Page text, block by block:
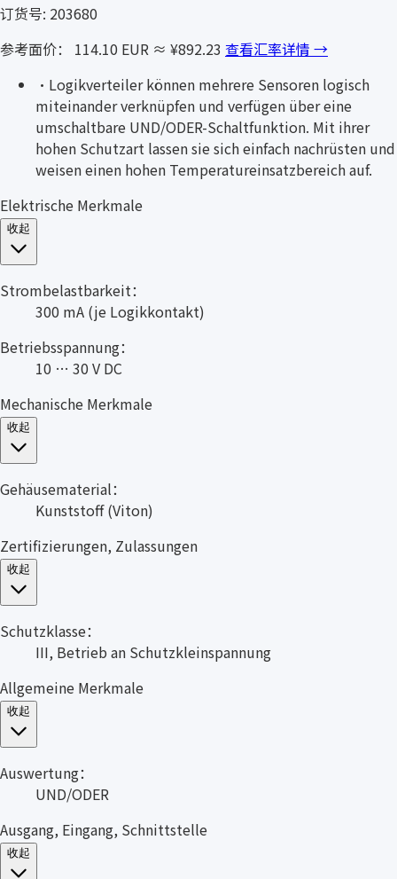
订货号: 203680
参考面价： 114.10 EUR ≈ ¥892.23 查看汇率详情 →
· Logikverteiler können mehrere Sensoren logisch
miteinander verknüpfen und verfügen über eine
umschaltbare UND/ODER-Schaltfunktion. Mit ihrer
hohen Schutzart lassen sie sich einfach nachrüsten und
weisen einen hohen Temperatureinsatzbereich auf.
Elektrische Merkmale
收起
Strombelastbarkeit：
300 mA (je Logikkontakt)
Betriebsspannung：
10 … 30 V DC
Mechanische Merkmale
收起
Gehäusematerial：
Kunststoff (Viton)
Zertifizierungen, Zulassungen
收起
Schutzklasse：
III, Betrieb an Schutzkleinspannung
Allgemeine Merkmale
收起
Auswertung：
UND/ODER
Ausgang, Eingang, Schnittstelle
收起